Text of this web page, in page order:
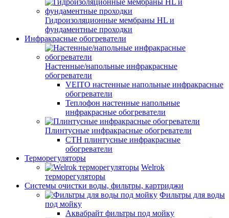
Гидроизоляционные мембраны HL и
фундаментные проходки
Инфракрасные обогреватели
Настенные/напольные инфракрасные
обогреватели
VEITO настенные напольные инфракрасные
обогреватели
Теплофон настенные напольные
инфракрасные обогреватели
Плинтусные инфракрасные обогреватели
СТН плинтусные инфракрасные
обогреватели
Терморегуляторы
Welrok
терморегуляторы
Системы очистки воды, фильтры, картриджи
Фильтры для воды
под мойку
Аквабрайт фильтры под мойку